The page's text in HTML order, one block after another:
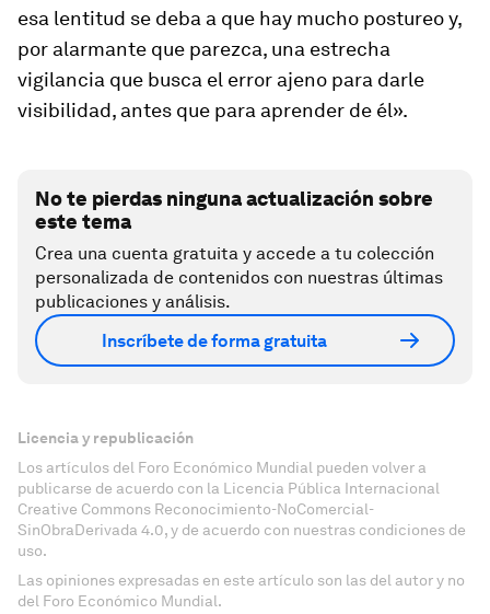
esa lentitud se deba a que hay mucho postureo y,
por alarmante que parezca, una estrecha
vigilancia que busca el error ajeno para darle
visibilidad, antes que para aprender de él».
No te pierdas ninguna actualización sobre
este tema
Crea una cuenta gratuita y accede a tu colección
personalizada de contenidos con nuestras últimas
publicaciones y análisis.
Inscríbete de forma gratuita
Licencia y republicación
Los artículos del Foro Económico Mundial pueden volver a
publicarse de acuerdo con la Licencia Pública Internacional
Creative Commons Reconocimiento-NoComercial-
SinObraDerivada 4.0, y de acuerdo con nuestras condiciones de
uso.
Las opiniones expresadas en este artículo son las del autor y no
del Foro Económico Mundial.